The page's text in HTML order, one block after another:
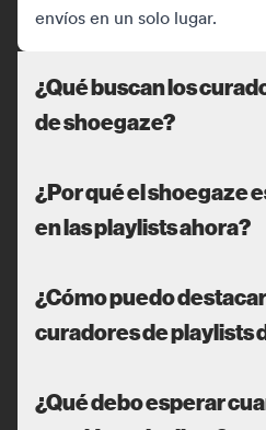
envíos en un solo lugar.
¿Qué buscan los
de shoegaze?
¿Por qué el shoegaze
en las playlists ahora?
¿Cómo puedo
curadores de playlists
¿Qué debo esperar